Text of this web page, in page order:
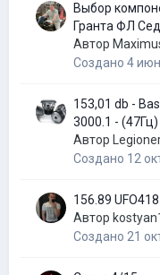
Выбор
Гранта ФЛ
Автор
Создано 4
153,01 db -
3000.1 - (47Гц)
Автор
Создано 12
156.89
Автор
Создано 21